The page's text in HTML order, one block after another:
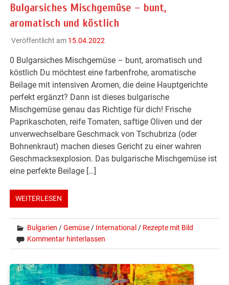
Bulgarsiches Mischgemüse – bunt,
aromatisch und köstlich
Veröffentlicht am 15.04.2022
0 Bulgarsiches Mischgemüse – bunt, aromatisch und
köstlich Du möchtest eine farbenfrohe, aromatische
Beilage mit intensiven Aromen, die deine Hauptgerichte
perfekt ergänzt? Dann ist dieses bulgarische
Mischgemüse genau das Richtige für dich! Frische
Paprikaschoten, reife Tomaten, saftige Oliven und der
unverwechselbare Geschmack von Tschubriza (oder
Bohnenkraut) machen dieses Gericht zu einer wahren
Geschmacksexplosion. Das bulgarische Mischgemüse ist
eine perfekte Beilage […]
WEITERLESEN
Bulgarien /Gemüse/ International / Rezepte mit Bild
Kommentar hinterlassen